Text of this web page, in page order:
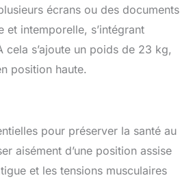
écrans ou des documents
intemporelle, s’intégrant
s’ajoute un poids de 23 kg,
position haute.
pour préserver la santé au
aisément d’une position assise
et les tensions musculaires